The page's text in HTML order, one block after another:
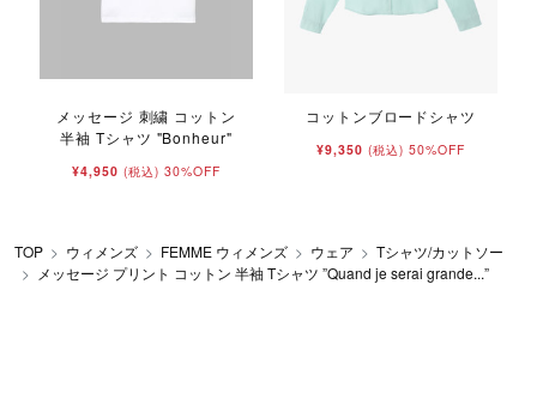
メッセージ 刺繍 コットン
半袖 Tシャツ "Bonheur"
¥4,950 (税込) 30%OFF
コットンブロードシャツ
¥9,350 (税込) 50%OFF
TOP ウィメンズ FEMME ウィメンズ ウェア
Tシャツ/カットソー
メッセージ プリント コットン 半袖 Tシャツ ”Quand je serai grande...”